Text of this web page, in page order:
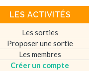
LES ACTIVITÉS
Les sorties
Proposer une sortie
Les membres
Créer un compte